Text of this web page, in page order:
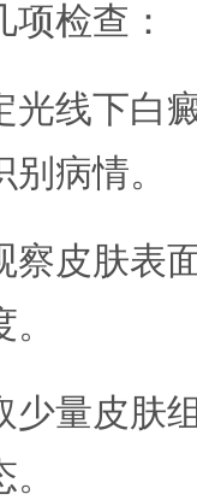
检查：
光线下白
病情。
察皮肤表
少量皮肤